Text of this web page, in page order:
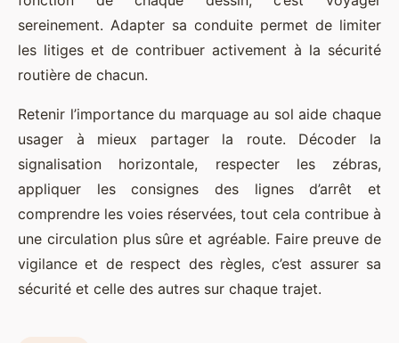
sereinement. Adapter sa conduite permet de limiter
les litiges et de contribuer activement à la sécurité
routière de chacun.
Retenir l’importance du marquage au sol aide chaque
usager à mieux partager la route. Décoder la
signalisation horizontale, respecter les zébras,
appliquer les consignes des lignes d’arrêt et
comprendre les voies réservées, tout cela contribue à
une circulation plus sûre et agréable. Faire preuve de
vigilance et de respect des règles, c’est assurer sa
sécurité et celle des autres sur chaque trajet.